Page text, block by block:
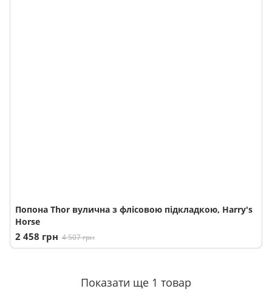
Попона Thor вулична з флісовою підкладкою, Harry's
Horse
2 458 грн 4 507 грн
Показати ще 1 товар